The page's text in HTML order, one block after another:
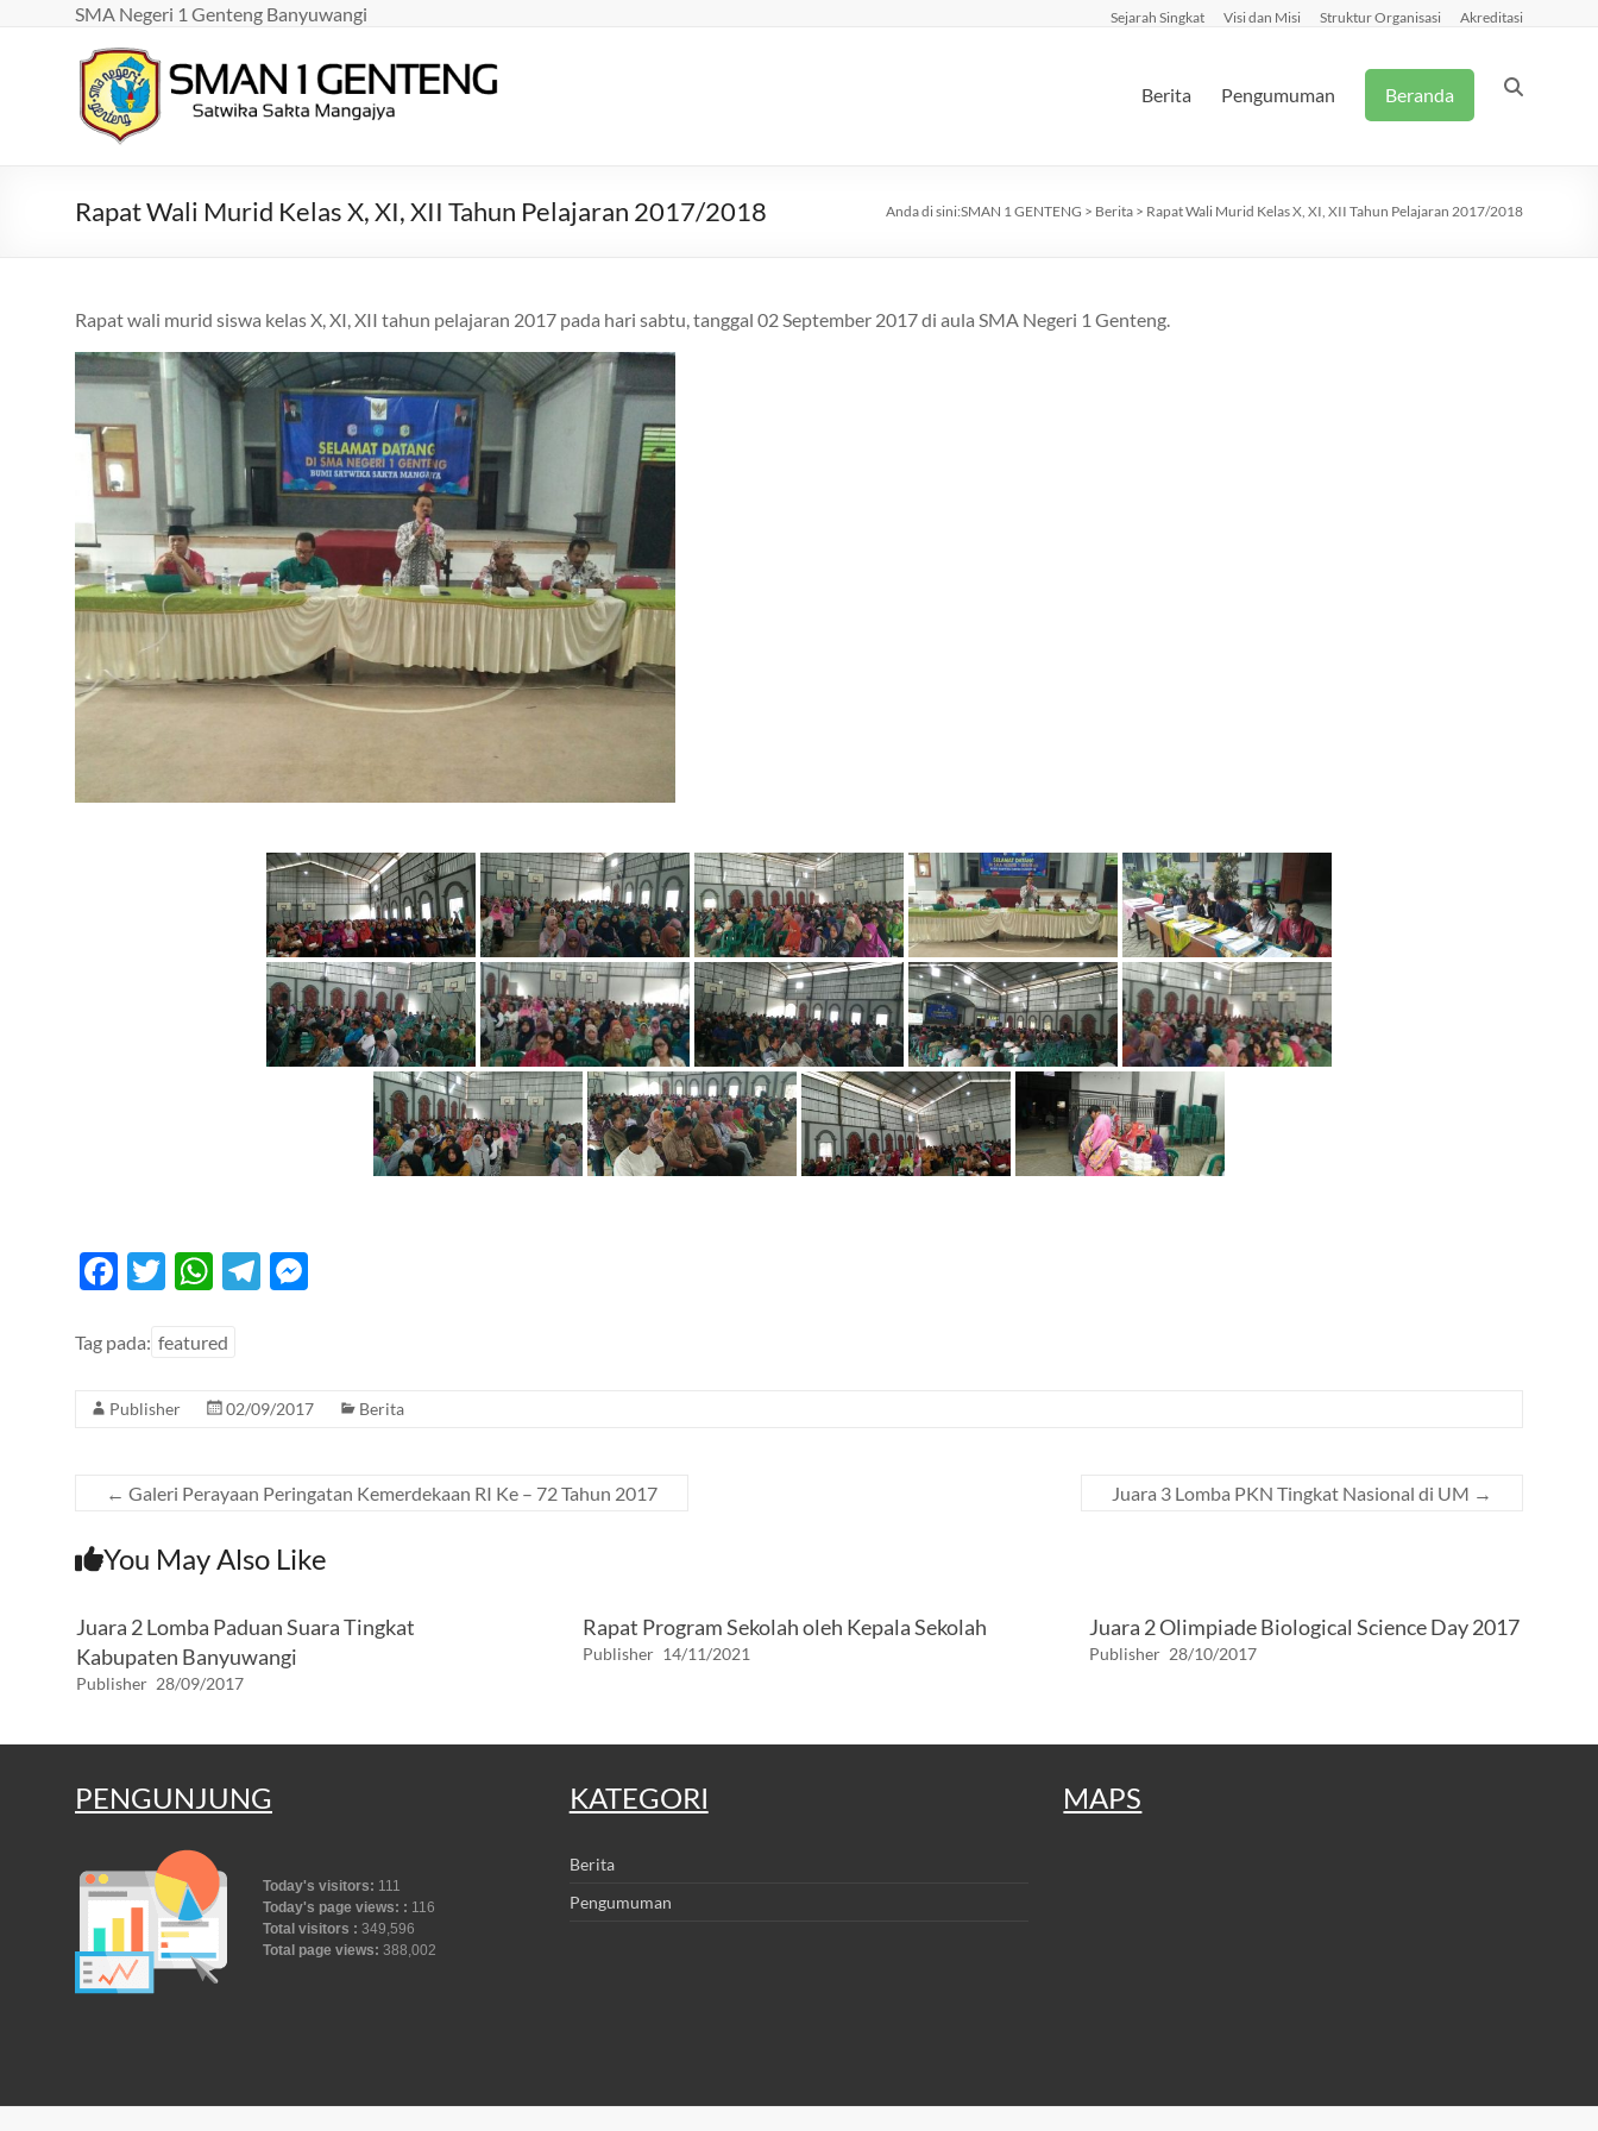
SMA Negeri 1 Genteng Banyuwangi Sejarah Singkat Visi dan Misi Struktur Organisasi Akreditasi
SMAN
1
Satwika
Berita Pengumuman Beranda
Rapat Wali Murid Kelas X, XI, XII Tahun Pelajaran 2017/2018 Anda di sini:SMAN 1 GENTENG > Berita > Rapat Wali Murid Kelas X, XI, XII Tahun Pelajaran 2017/2018
Rapat wali murid siswa kelas X, XI, XII tahun pelajaran 2017 pada hari sabtu, tanggal 02 September 2017 di aula SMA Negeri 1 Genteng.
F
e
o
k
T
itt
W
at
A
p
T
a
g
Tag pada: featured
Publisher 02/09/2017 Berita
← Galeri Perayaan Peringatan Kemerdekaan RI Ke – 72 Tahun 2017 Juara 3 Lomba PKN Tingkat Nasional di UM →
You May Also Like
Juara 2 Lomba Paduan Suara Tingkat
Kabupaten Banyuwangi
Publisher 28/09/2017
Rapat Program Sekolah oleh Kepala Sekolah
Publisher 14/11/2021
Juara 2 Olimpiade Biological Science Day 2017
Publisher 28/10/2017
PENGUNJUNG
Today's visitors: 111
Today's page views: : 116
Total visitors : 349,596
Total page views: 388,002
KATEGORI
Berita
Pengumuman
MAPS